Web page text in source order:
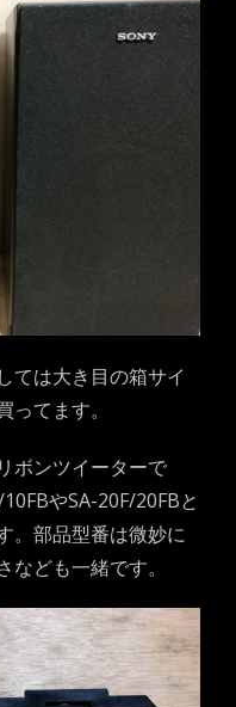
ては大き目の箱サイ
てます。
ボンツイーターで
やSA-20F/20FBと
。部品型番は微妙に
ども一緒です。